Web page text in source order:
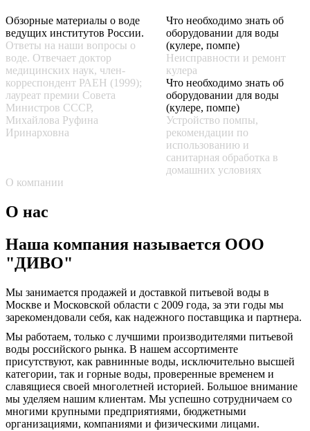
Обзорные материалы о воде
ведущих институтов России.
Ответы на наши вопросы о
воде. Отвечает доктор
медицинских наук, член-
корреспондент РАЕН (1999);
лауреат премии Совета
Министров СССР,
Михайлова Руфина
Иринарховна
Что необходимо знать об
оборудовании для воды
(кулере, помпе)
Неисправности и ремонт
кулера
Что необходимо знать об
оборудовании для воды
(кулере, помпе)
Устройство помпы,
рекомендации по
использованию и
санитарная обработка в
домашних условиях
О компании
О нас
Наша компания называется ООО
"ДИВО"
Мы занимается продажей и доставкой питьевой воды в
Москве и Московской области с 2009 года, за эти годы мы
зарекомендовали себя, как надежного поставщика и партнера.
Мы работаем, только с лучшими производителями питьевой
воды российского рынка. В нашем ассортименте
присутствуют, как равнинные воды, исключительно высшей
категории, так и горные воды, проверенные временем и
славящиеся своей многолетней историей. Большое внимание
мы уделяем нашим клиентам. Мы успешно сотрудничаем со
многими крупными предприятиями, бюджетными
организациями, компаниями и физическими лицами.